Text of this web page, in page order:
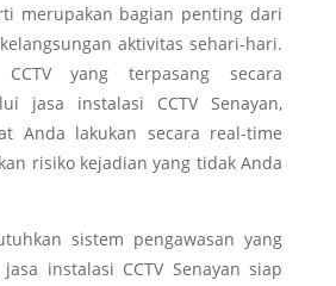
merupakan bagian penting dari
aktivitas sehari-hari.
yang terpasang secara
jasa instalasi CCTV Senayan,
Anda lakukan secara real-time
risiko kejadian yang tidak Anda
sistem pengawasan yang
jasa instalasi CCTV Senayan siap